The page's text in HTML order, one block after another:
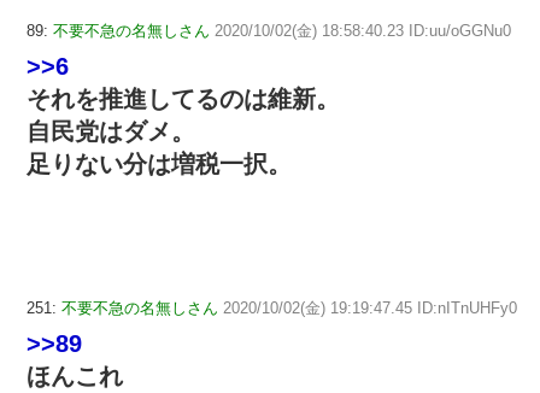
89: 不要不急の名無しさん 2020/10/02(金) 18:58:40.23 ID:uu/oGGNu0
>>6
それを推進してるのは維新。
自民党はダメ。
足りない分は増税一択。
251: 不要不急の名無しさん 2020/10/02(金) 19:19:47.45 ID:nITnUHFy0
>>89
ほんこれ